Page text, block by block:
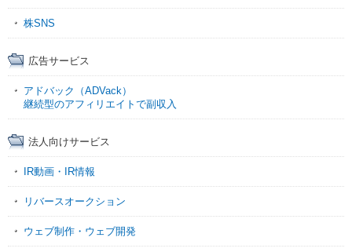
株SNS
広告サービス
アドバック（ADVack）
継続型のアフィリエイトで副収入
法人向けサービス
IR動画・IR情報
リバースオークション
ウェブ制作・ウェブ開発